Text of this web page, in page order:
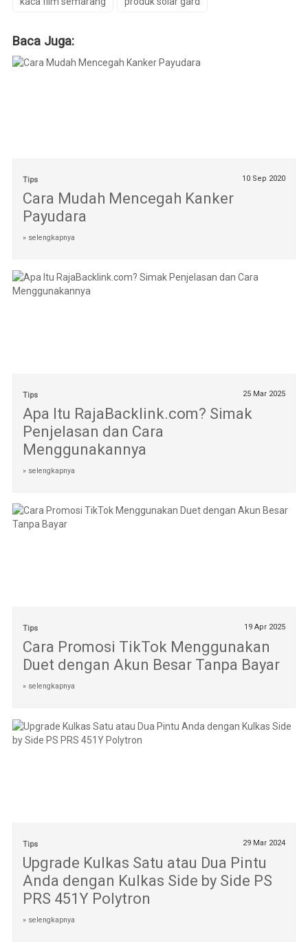
Baca Juga:
Tips 10 Sep 2020
Cara Mudah Mencegah Kanker
Payudara
» selengkapnya
Tips 25 Mar 2025
Apa Itu RajaBacklink.com? Simak
Penjelasan dan Cara
Menggunakannya
» selengkapnya
Tips 19 Apr 2025
Cara Promosi TikTok Menggunakan
Duet dengan Akun Besar Tanpa Bayar
» selengkapnya
Tips 29 Mar 2024
Upgrade Kulkas Satu atau Dua Pintu
Anda dengan Kulkas Side by Side PS
PRS 451Y Polytron
» selengkapnya